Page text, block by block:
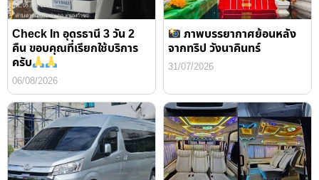
Check In อุดรธานี 3 วัน 2
คืน ขอบคุณที่เรียกใช้บริการ
ครับ
06/08/2026
ภาพบรรยากาศย้อนหลัง
จากทริป วังนาคินทร์
31/07/2026